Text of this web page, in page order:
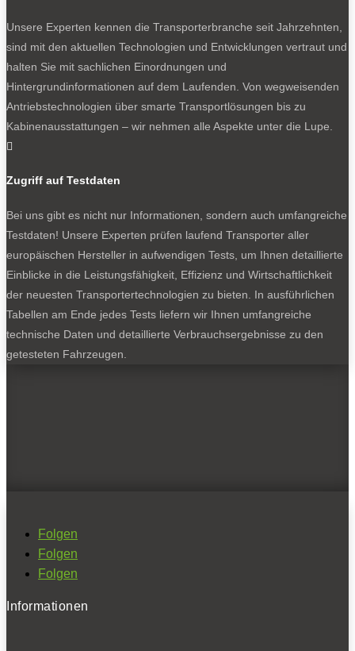
Unsere Experten kennen die Transporterbranche seit Jahrzehnten,
sind mit den aktuellen Technologien und Entwicklungen vertraut und
halten Sie mit sachlichen Einordnungen und
Hintergrundinformationen auf dem Laufenden. Von wegweisenden
Antriebstechnologien über smarte Transportlösungen bis zu
Kabinenausstattungen – wir nehmen alle Aspekte unter die Lupe.

Zugriff auf Testdaten
Bei uns gibt es nicht nur Informationen, sondern auch umfangreiche
Testdaten! Unsere Experten prüfen laufend Transporter aller
europäischen Hersteller in aufwendigen Tests, um Ihnen detaillierte
Einblicke in die Leistungsfähigkeit, Effizienz und Wirtschaftlichkeit
der neuesten Transportertechnologien zu bieten. In ausführlichen
Tabellen am Ende jedes Tests liefern wir Ihnen umfangreiche
technische Daten und detaillierte Verbrauchsergebnisse zu den
getesteten Fahrzeugen.
Folgen
Folgen
Folgen
Informationen